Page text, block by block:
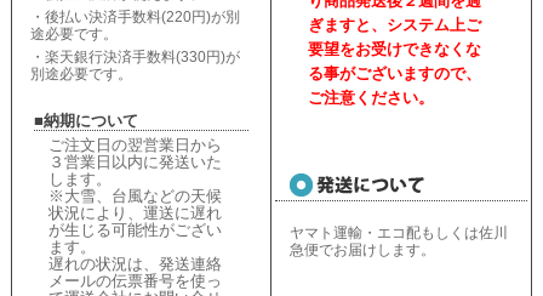
・後払い決済手数料(220円)が別
途必要です。
・楽天銀行決済手数料(330円)が
別途必要です。
■納期について
ご注文日の翌営業日から
３営業日以内に発送いた
します。
※大雪、台風などの天候
状況により、 運送に遅れ
が生じる可能性がござい
ます。
遅れの状況は、 発送連絡
メールの伝票番号を使っ
ぎますと、 システム上ご
要望をお受けできなくな
る事がございますので、
ご注意ください。
ヤマト運輸・エコ配もしくは佐川
急便でお届けします。